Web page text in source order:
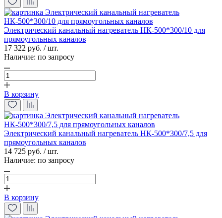
Электрический канальный нагреватель НК-500*300/10 для
прямоугольных каналов
17 322 руб. / шт.
Наличие: по запросу
В корзину
Электрический канальный нагреватель НК-500*300/7,5 для
прямоугольных каналов
14 725 руб. / шт.
Наличие: по запросу
В корзину